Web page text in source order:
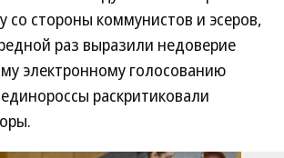
со стороны коммунистов и эсеров,
раз выразили недоверие
электронному голосованию
раскритиковали